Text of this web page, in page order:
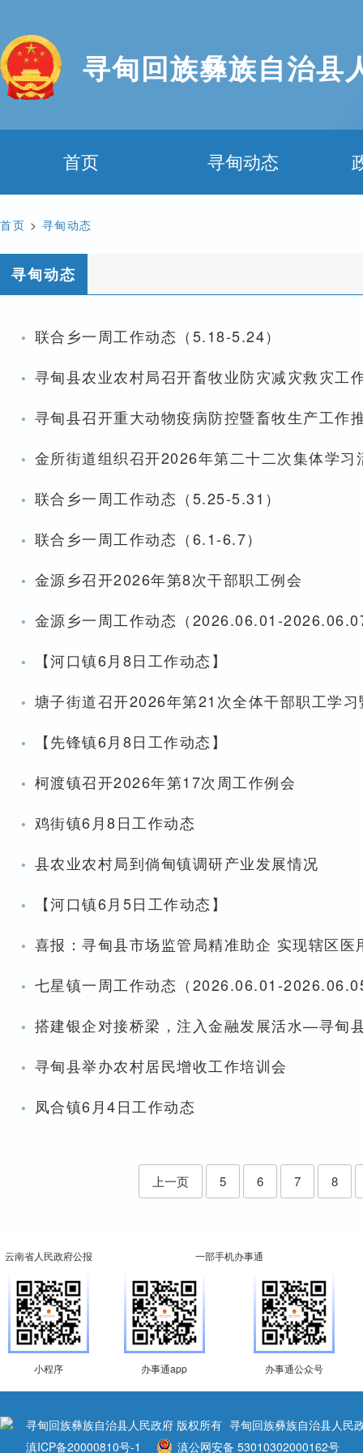
寻甸回族彝族自治县
首页 寻甸动态
首页 > 寻甸动态
寻甸动态
· 联合乡一周工作动态（5.18-5.24）
· 寻甸县农业农村局召开畜牧业防灾减灾救灾工
· 寻甸县召开重大动物疫病防控暨畜牧生产工作
· 金所街道组织召开2026年第二十二次集体学习
· 联合乡一周工作动态（5.25-5.31）
· 联合乡一周工作动态（6.1-6.7）
· 金源乡召开2026年第8次干部职工例会
· 金源乡一周工作动态（2026.06.01-
· 【河口镇6月8日工作动态】
· 塘子街道召开2026年第21次全体干部职工学
· 【先锋镇6月8日工作动态】
· 柯渡镇召开2026年第17次周工作例会
· 鸡街镇6月8日工作动态
· 县农业农村局到倘甸镇调研产业发展情况
· 【河口镇6月5日工作动态】
· 喜报：寻甸县市场监管局精准助企 实现辖区医
· 七星镇一周工作动态（2026.06.01-
· 搭建银企对接桥梁，注入金融发展活水—寻甸
· 寻甸县举办农村居民增收工作培训会
· 凤合镇6月4日工作动态
上一页 5 6 7 8
云南省人民政府公报
小程序
一部手机办事通
办事通app 办事通公众号
寻甸回族彝族自治县人民政府 版权所有 寻甸回族彝族自治县人民
滇ICP备20000810号-1
滇公网安备 53010302000162号